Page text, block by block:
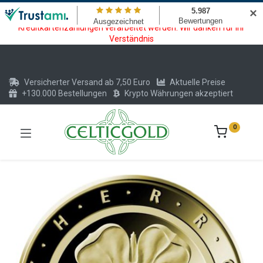
Wartungsarbeiten am Kreditkarten und Krypto Bezahlmodul. In der
Zeit vom 20.07. - 09.08.2026 können keine Krypto oder
Kreditkartenzahlungen verarbeitet werden. Wir danken für Ihr
Verständnis
Versicherter Versand ab 7,50 Euro
Aktuelle Preise
+130.000 Bestellungen
Krypto Währungen akzeptiert
0
✕